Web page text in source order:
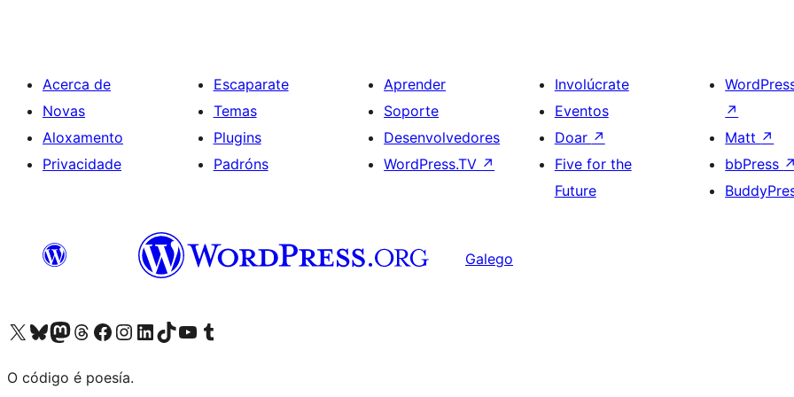
Acerca de
Novas
Aloxamento
Privacidade
Escaparate
Temas
Plugins
Padróns
Aprender
Soporte
Desenvolvedores
WordPress.TV ↗
Involúcrate
Eventos
Doar ↗
Five for the
Future
↗
Matt ↗
bbPress ↗
Galego
Visita la cuenta de X (anteriormente Twitter)
Visita a nosa conta de Bluesky
Visita a nosa conta de Mastodon
Visita a nosa conta de Threads
Visita a nosa páxina de Facebook
Visita a nosa conta de Instagram
Visita a nosa conta de LinkedIn
Visita a nosa conta de TikTok
Visita a nosa canle de YouTube
Visita a nosa conta de Tumblr
O código é poesía.